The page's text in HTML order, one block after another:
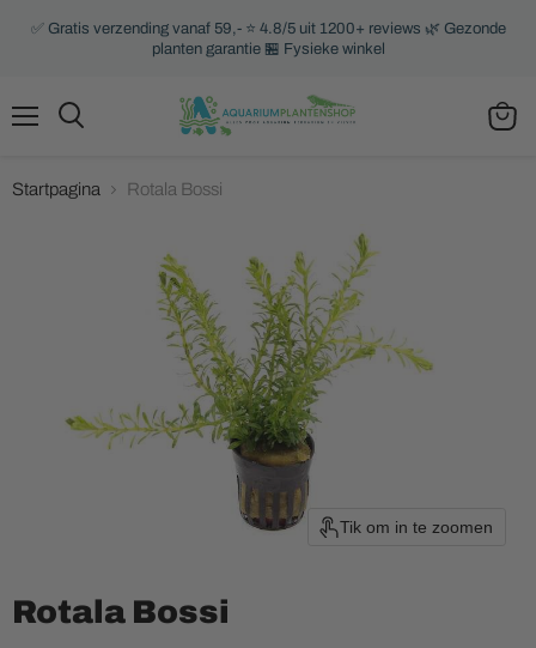
✅ Gratis verzending vanaf 59,- ⭐ 4.8/5 uit 1200+ reviews 🌿 Gezonde
planten garantie 🏪 Fysieke winkel
Startpagina Rotala Bossi
Tik om in te zoomen
Rotala Bossi